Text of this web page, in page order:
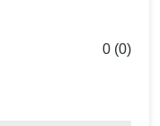
0 (0)